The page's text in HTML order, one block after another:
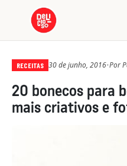
RECEITAS 30 de junho, 2016•Por
20 bonecos para
mais criativos e